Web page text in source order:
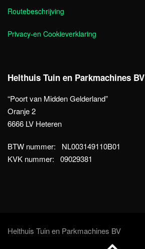
Routebeschrijving
Privacy-en Cookieverklaring
Helthuis Tuin en Parkmachines BV
“Poort van Midden Gelderland”
Oranje 2
6666 LV Heteren
BTW nummer: NL003149110B01
KVK nummer: 09029381
Helthuis Tuin en Parkmachines BV